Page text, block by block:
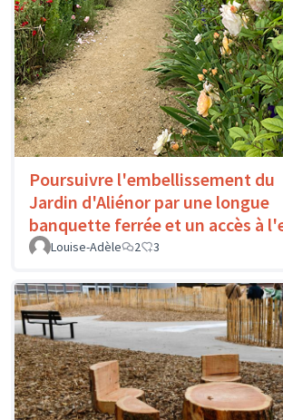
Poursuivre l'embellissement du
Jardin d'Aliénor par une longue
banquette ferrée et un accès à
Louise-Adèle 2 3